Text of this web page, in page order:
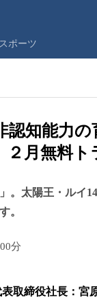
スポーツ
認知能力
月無料ト
。太陽王・ルイ
。
分
取締役社長：宮